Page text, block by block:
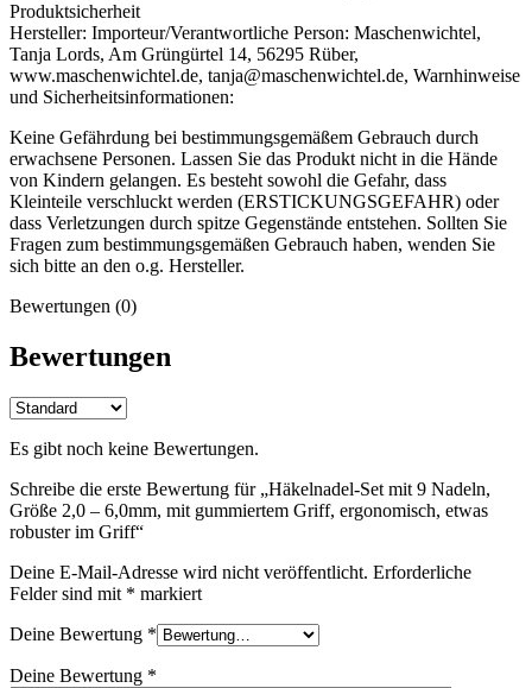
Produktsicherheit
Hersteller: Importeur/Verantwortliche Person: Maschenwichtel,
Tanja Lords, Am Grüngürtel 14, 56295 Rüber,
www.maschenwichtel.de, tanja@maschenwichtel.de, Warnhinweise
und Sicherheitsinformationen:
Keine Gefährdung bei bestimmungsgemäßem Gebrauch durch
erwachsene Personen. Lassen Sie das Produkt nicht in die Hände
von Kindern gelangen. Es besteht sowohl die Gefahr, dass
Kleinteile verschluckt werden (ERSTICKUNGSGEFAHR) oder
dass Verletzungen durch spitze Gegenstände entstehen. Sollten Sie
Fragen zum bestimmungsgemäßen Gebrauch haben, wenden Sie
sich bitte an den o.g. Hersteller.
Bewertungen (0)
Bewertungen
Es gibt noch keine Bewertungen.
Schreibe die erste Bewertung für „Häkelnadel-Set mit 9 Nadeln,
Größe 2,0 – 6,0mm, mit gummiertem Griff, ergonomisch, etwas
robuster im Griff“
Deine E-Mail-Adresse wird nicht veröffentlicht. Erforderliche
Felder sind mit * markiert
Deine Bewertung *
Deine Bewertung *